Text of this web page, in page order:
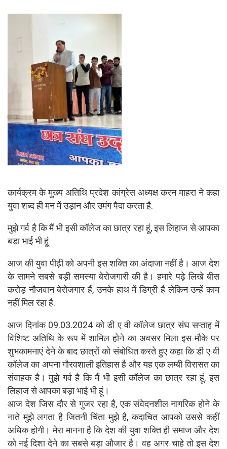
p
o
कार्यक्रम के मुख्य अतिथि प्रदेश कांग्रेस अध्यक्ष करन माहरा ने कहा
युवा शब्द ही मन में उड़ान और उमंग पैदा करता है.
मुझे गर्व है कि मैं भी इसी कॉलेज का छात्र रहा हूं, इस लिहाज से आपका
बड़ा भाई भी हूं
आज की युवा पीढ़ी को अपनी इस शक्ति का अंदाजा नहीं है। आज देश
के सामने सबसे बड़ी समस्या बेरोजगारी की है। हमारे पढ़े लिखे बीस
करोड़ नौजवान बेरोजगार हैं, उनके हाथ में डिग्री है लेकिन उन्हें काम
नहीं मिल रहा है.
आज दिनांक 09.03.2024 को डी ए वी कॉलेज छात्र संघ सप्ताह में
विशिष्ट अतिथि के रूप में शामिल होने का अवसर मिला इस मौके पर
शुभकामनाएं देने के बाद छात्रों को संबोधित करते हुए कहा कि डी ए वी
कॉलेज का अपना गौरवशाली इतिहास है और यह एक लम्बी विरासत का
संवाहक है। मुझे गर्व है कि मैं भी इसी कॉलेज का छात्र रहा हूं, इस
लिहाज से आपका बड़ा भाई भी हूं।
आज देश जिस दौर से गुजर रहा है, एक संवेदनशील नागरिक होने के
नाते मुझे लगता है जितनी चिंता मुझे है, कदाचित आपको उससे कहीं
अधिक होगी। मेरा मानना है कि देश की युवा शक्ति ही समाज और देश
को नई दिशा देने का सबसे बड़ा औजार है। वह अगर चाहे तो इस देश